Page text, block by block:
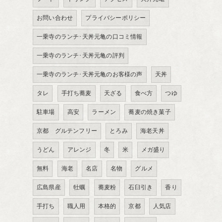
お問い合わせ プライバシーポリシー
一乗寺のランチ･天丼元亀の口コミ情報
一乗寺のランチ･天丼元亀の評判
一乗寺のランチ･天丼元亀のお客様の声 天丼
タレ 手打ち蕎麦 天ざる 食べ方 つゆ
駐車場 高安 ラーメン 蕎麦の焼き菓子
京都 グルテンフリー とろみ 海老天丼
うどん アレンジ 冬 米 メガ盛り
無料 海老 名店 名物 グルメ
広島県産 牡蠣 蕎麦粉 石臼引き 香り
手打ち 職人用 本格的 京都 人気店